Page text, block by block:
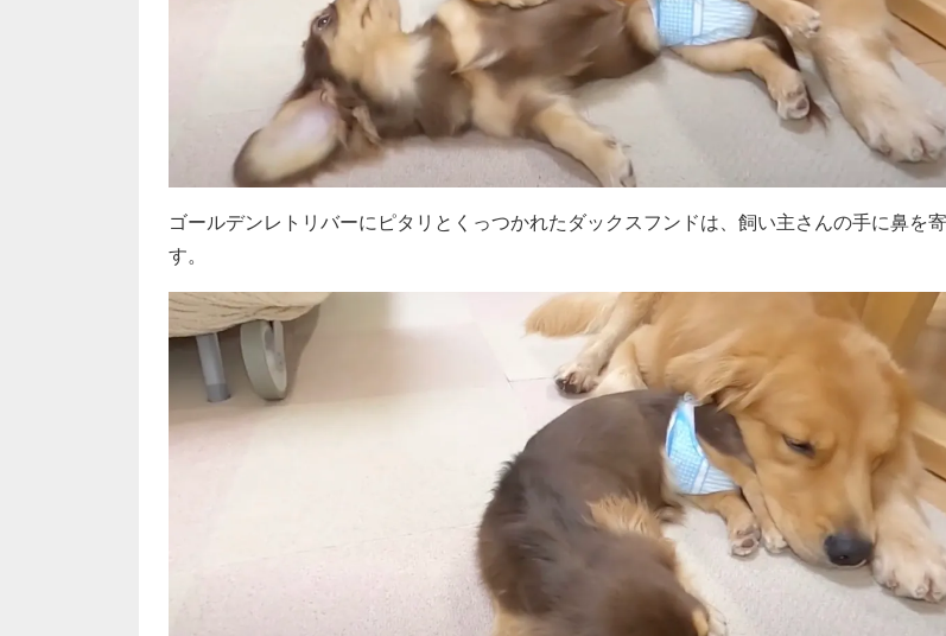
ゴールデンレトリバーにピタリとくっつかれたダックスフンドは、飼い主さんの手に鼻を
す。